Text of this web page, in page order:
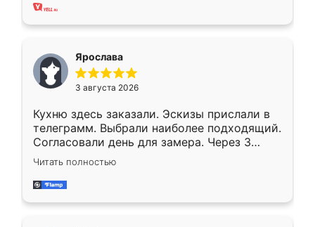
Ярослава
3 августа 2026
Кухню здесь заказали. Эскизы прислали в
телеграмм. Выбрали наиболее подходящий.
Согласовали день для замера. Через 3
недели кухня была уже готова. Остались
довольны работой. Спасибо Ренессанс
мебель за качественную работу!
Читать полностью